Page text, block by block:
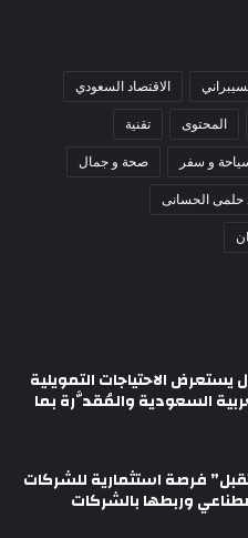
الاقتصاد السعودي
المحتوى تقنية
و سفر صحة و جمال
حلمى الحسانى
يستعرض الاحتياجات التمويلية
السعودية والمُقدَّرة بما
فرصة استثمارية للشركات
وربطها بالشركات